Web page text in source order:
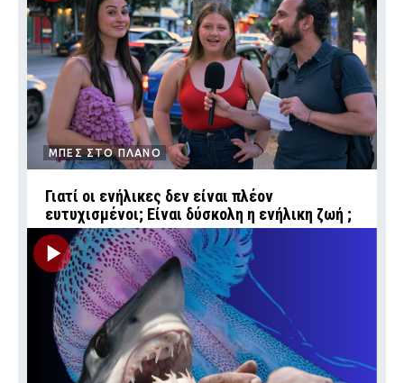
ΜΠΕΣ ΣΤΟ ΠΛΑΝΟ
Γιατί οι ενήλικες δεν είναι πλέον
ευτυχισμένοι; Είναι δύσκολη η ενήλικη ζωή ;